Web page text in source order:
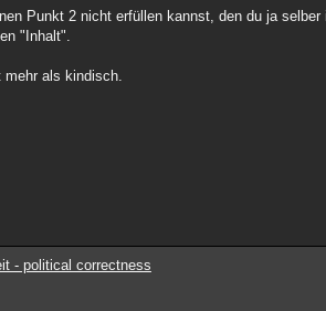
Punkt 2 nicht erfüllen kannst, den du ja
"Inhalt".
mehr als kindisch.
- political correctness